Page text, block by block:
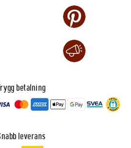
betalning
leverans